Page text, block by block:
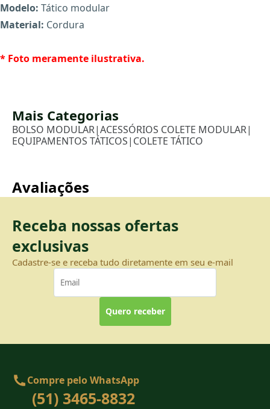
Modelo: Tático modular
Material: Cordura
* Foto meramente ilustrativa.
Mais Categorias
BOLSO MODULAR|ACESSÓRIOS COLETE MODULAR|
EQUIPAMENTOS TÁTICOS| COLETE TÁTICO
Avaliações
Receba nossas ofertas
exclusivas
Cadastre-se e receba tudo diretamente em seu e-mail
Quero receber
Compre pelo WhatsApp
(51) 3465-8832